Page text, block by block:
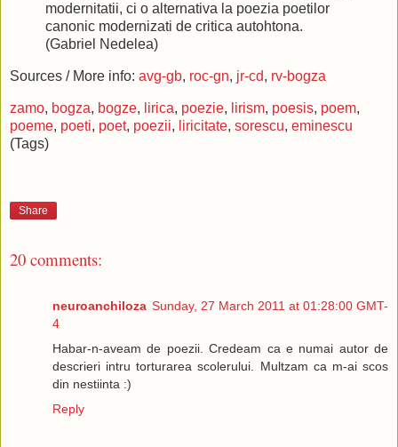
modernitatii, ci o alternativa la poezia poetilor
canonic modernizati de critica autohtona.
(Gabriel Nedelea)
Sources / More info: avg-gb, roc-gn, jr-cd, rv-bogza
zamo, bogza, bogze, lirica, poezie, lirism, poesis, poem,
poeme, poeti, poet, poezii, liricitate, sorescu, eminescu
(Tags)
Share
20 comments:
neuroanchiloza Sunday, 27 March 2011 at 01:28:00 GMT-
4
Habar-n-aveam de poezii. Credeam ca e numai autor de
descrieri intru torturarea scolerului. Multzam ca m-ai scos
din nestiinta :)
Reply